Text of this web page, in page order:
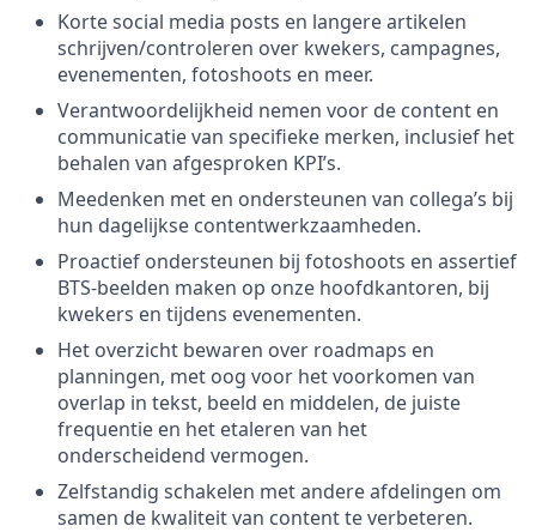
Korte social media posts en langere artikelen
schrijven/controleren over kwekers, campagnes,
evenementen, fotoshoots en meer.
Verantwoordelijkheid nemen voor de content en
communicatie van specifieke merken, inclusief het
behalen van afgesproken KPI’s.
Meedenken met en ondersteunen van collega’s bij
hun dagelijkse contentwerkzaamheden.
Proactief ondersteunen bij fotoshoots en assertief
BTS-beelden maken op onze hoofdkantoren, bij
kwekers en tijdens evenementen.
Het overzicht bewaren over roadmaps en
planningen, met oog voor het voorkomen van
overlap in tekst, beeld en middelen, de juiste
frequentie en het etaleren van het
onderscheidend vermogen.
Zelfstandig schakelen met andere afdelingen om
samen de kwaliteit van content te verbeteren.